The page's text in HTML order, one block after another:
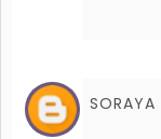
SORAYA